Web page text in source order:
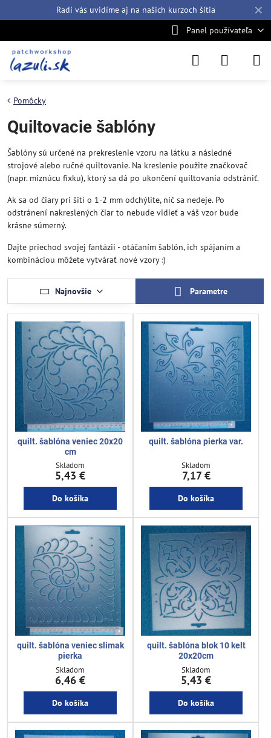
✕
Radi vás uvidíme aj na našich kurzoch šitia
Panel používateľa
Pomôcky
Quiltovacie šablóny
Šablóny sú určené na prekreslenie vzoru na látku a následné
strojové alebo ručné quiltovanie. Na kreslenie použite značkovač
(napr. miznúcu fixku), ktorý sa dá po ukončení quiltovania odstrániť.
Ak sa od čiary pri šití o 1-2 mm odchýlite, nič sa nedeje. Po
odstránení nakreslených čiar to nebude vidieť a váš vzor bude
krásne súmerný.
Dajte priechod svojej fantázii - otáčaním šablón, ich spájaním a
kombináciou môžete vytvárať nové vzory :)
Najnovšie Parametre
quilt. šablóna veniec 20x20
cm
Skladom
5,43 €
Do košíka
quilt. šablóna pierka var.
Skladom
7,17 €
Do košíka
quilt. šablóna veniec slimak
pierka
Skladom
6,46 €
Do košíka
quilt. šablóna blok 10 kelt
20x20cm
Skladom
5,43 €
Do košíka